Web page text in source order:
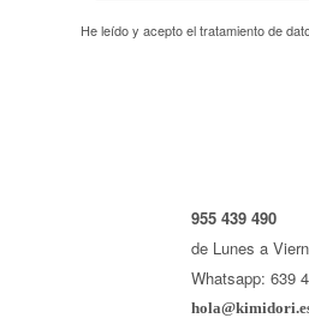
He leído y acepto eltratamiento de
955 439 490
de Lunes a
Whatsapp: 639